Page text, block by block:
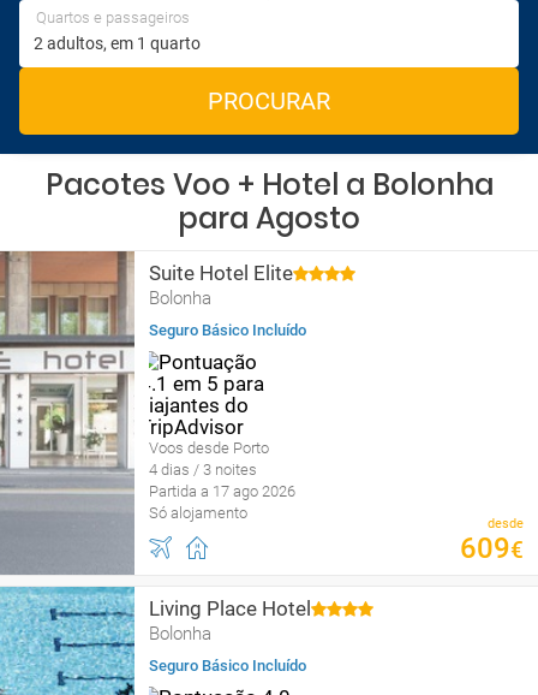
Quartos e passageiros
PROCURAR
Pacotes Voo + Hotel a Bolonha
para Agosto
Suite Hotel Elite
Bolonha
Seguro Básico Incluído
Voos desde Porto
4 dias / 3 noites
Partida a 17 ago 2026
Só alojamento
desde
609€
Living Place Hotel
Bolonha
Seguro Básico Incluído